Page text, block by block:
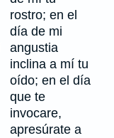
rostro; en el
día de mi
angustia
inclina a mí tu
oído; en el día
que te
invocare,
apresúrate a